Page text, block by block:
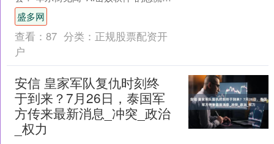
引发市场无差别抛售：一边押注AI将颠覆
软件行业，一....
盛多网
查看： 87 分类： 正规股票配资开
户
安信 皇家军队复仇时刻终
于到来？7月26日，泰国军
方传来最新消息_冲突_政治
_权力